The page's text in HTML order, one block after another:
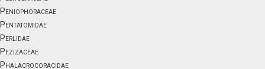
Peniophoraceae
Pentatomidae
Perlidae
Pezizaceae
Phalacrocoracidae